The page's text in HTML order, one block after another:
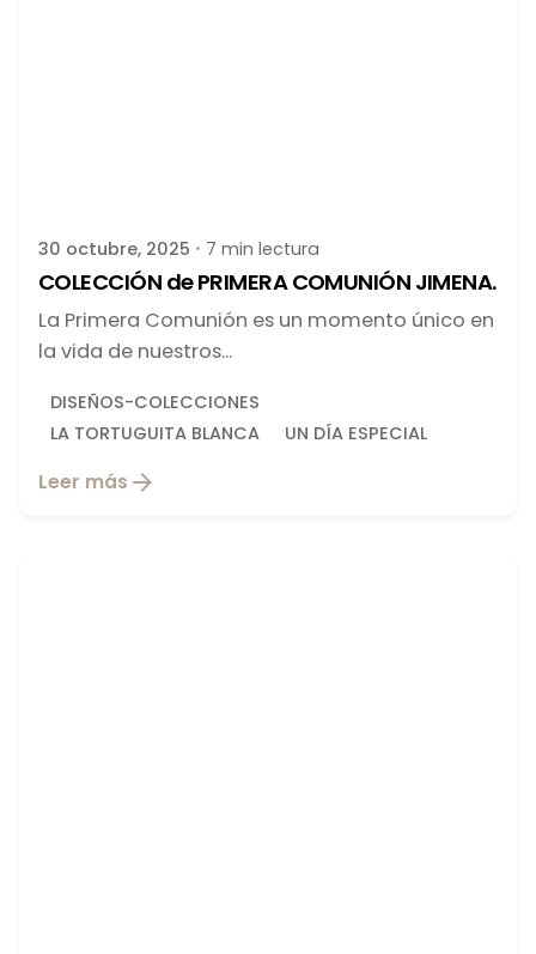
30 octubre, 2025 7 min lectura
COLECCIÓN de PRIMERA COMUNIÓN JIMENA.
La Primera Comunión es un momento único en
la vida de nuestros...
DISEÑOS-COLECCIONES
LA TORTUGUITA BLANCA
UN DÍA ESPECIAL
Leer más